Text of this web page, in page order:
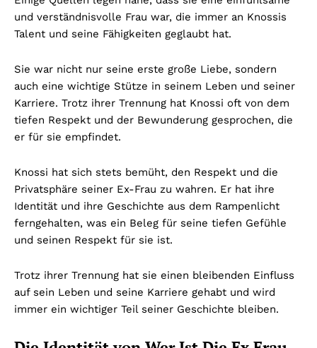
und verständnisvolle Frau war, die immer an Knossis
Talent und seine Fähigkeiten geglaubt hat.
Sie war nicht nur seine erste große Liebe, sondern
auch eine wichtige Stütze in seinem Leben und seiner
Karriere. Trotz ihrer Trennung hat Knossi oft von dem
tiefen Respekt und der Bewunderung gesprochen, die
er für sie empfindet.
Knossi hat sich stets bemüht, den Respekt und die
Privatsphäre seiner Ex-Frau zu wahren. Er hat ihre
Identität und ihre Geschichte aus dem Rampenlicht
ferngehalten, was ein Beleg für seine tiefen Gefühle
und seinen Respekt für sie ist.
Trotz ihrer Trennung hat sie einen bleibenden Einfluss
auf sein Leben und seine Karriere gehabt und wird
immer ein wichtiger Teil seiner Geschichte bleiben.